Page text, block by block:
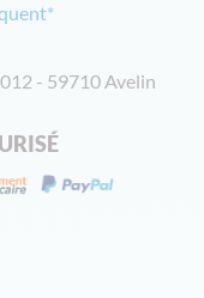
- 59710 Avelin